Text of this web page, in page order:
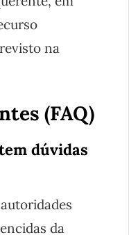
na
(FAQ)
dúvidas
da